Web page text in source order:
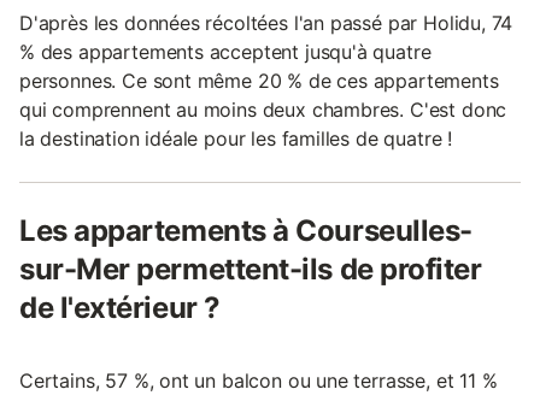
D'après les données récoltées l'an passé par Holidu, 74
% des appartements acceptent jusqu'à quatre
personnes. Ce sont même 20 % de ces appartements
qui comprennent au moins deux chambres. C'est donc
la destination idéale pour les familles de quatre !
Les appartements à Courseulles-
sur-Mer permettent-ils de profiter
de l'extérieur ?
Certains, 57 %, ont un balcon ou une terrasse, et 11 %